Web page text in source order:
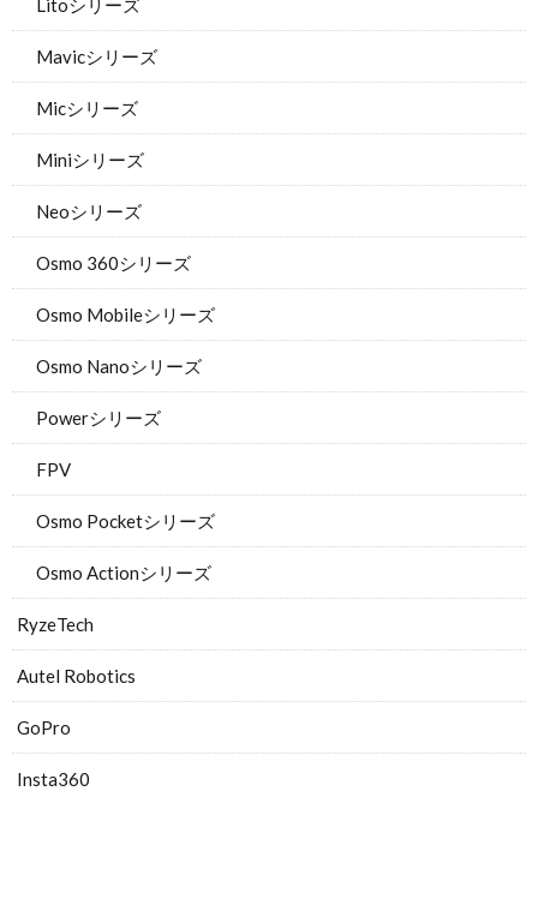
Litoシリーズ
Mavicシリーズ
Micシリーズ
Miniシリーズ
Neoシリーズ
Osmo 360シリーズ
Osmo Mobileシリーズ
Osmo Nanoシリーズ
Powerシリーズ
FPV
Osmo Pocketシリーズ
Osmo Actionシリーズ
RyzeTech
Autel Robotics
GoPro
Insta360